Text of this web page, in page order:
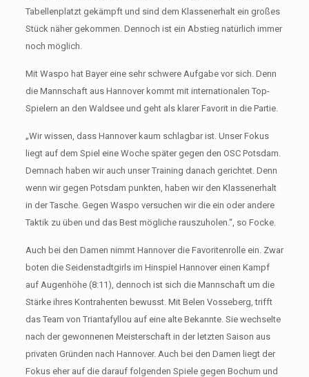
Tabellenplatzt gekämpft und sind dem Klassenerhalt ein großes
Stück näher gekommen. Dennoch ist ein Abstieg natürlich immer
noch möglich.
Mit Waspo hat Bayer eine sehr schwere Aufgabe vor sich. Denn
die Mannschaft aus Hannover kommt mit internationalen Top-
Spielern an den Waldsee und geht als klarer Favorit in die Partie.
„Wir wissen, dass Hannover kaum schlagbar ist. Unser Fokus
liegt auf dem Spiel eine Woche später gegen den OSC Potsdam.
Demnach haben wir auch unser Training danach gerichtet. Denn
wenn wir gegen Potsdam punkten, haben wir den Klassenerhalt
in der Tasche. Gegen Waspo versuchen wir die ein oder andere
Taktik zu üben und das Best mögliche rauszuholen.“, so Focke.
Auch bei den Damen nimmt Hannover die Favoritenrolle ein. Zwar
boten die Seidenstadtgirls im Hinspiel Hannover einen Kampf
auf Augenhöhe (8:11), dennoch ist sich die Mannschaft um die
Stärke ihres Kontrahenten bewusst. Mit Belen Vosseberg, trifft
das Team von Triantafyllou auf eine alte Bekannte. Sie wechselte
nach der gewonnenen Meisterschaft in der letzten Saison aus
privaten Gründen nach Hannover. Auch bei den Damen liegt der
Fokus eher auf die darauf folgenden Spiele gegen Bochum und